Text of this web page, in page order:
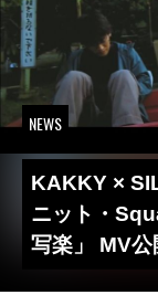
NEWS
KAKKY ×
ニット・
写楽」 MV公